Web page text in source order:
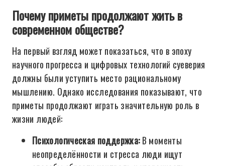
Почему приметы продолжают жить в
современном обществе?
На первый взгляд может показаться, что в эпоху
научного прогресса и цифровых технологий суеверия
должны были уступить место рациональному
мышлению. Однако исследования показывают, что
приметы продолжают играть значительную роль в
жизни людей:
Психологическая поддержка:В моменты
неопределённости и стресса люди ищут